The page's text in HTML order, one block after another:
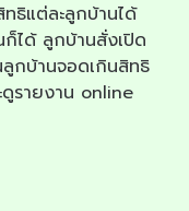
ธิแต่ละลูกบ้านได้
ก็ได้ ลูกบ้านสั่งเปิด
กบ้านจอดเกินสิทธิ
ดูรายงาน online